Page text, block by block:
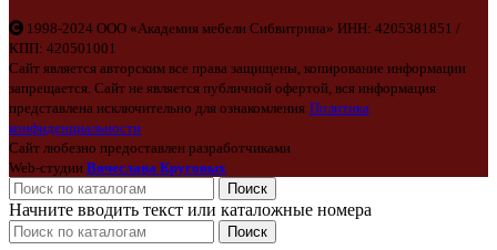
1998-2024 ООО «Академия мебели Сибвитрина» ИНН: 4205381851 /
КПП: 420501001
Сайт является авторским все права защищены, копирование информации
запрещается. Сайт не является публичной офертой, вся информация
представлена исключительно для ознакомления Политика
конфиденциальности
Сайт любезно предоставлен разработчиками
Web-студии Вячеслава Круговых
Поиск
Начните вводить текст или каталожные номера
Поиск